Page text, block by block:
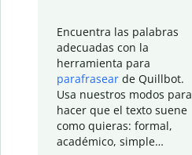
Encuentra las palabras
adecuadas con la
herramienta para
parafrasear de Quillbot.
Usa nuestros modos para
hacer que el texto suene
como quieras: formal,
académico, simple…